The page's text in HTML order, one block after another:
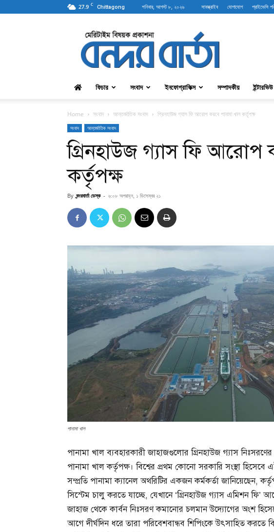
27.9 C Chittagong শনিবার, আগস্ট ৮, ২০২৬ সাবস্ক্রাইব যোগাযোগ প্রাইভেসি
বন্দরবার্তা
ফিচার সংবাদ ইনফোগ্রাফিক্স সম্পাদকীয় ইন্টারভিউ
Home সংবাদ আন্তর্জাতিক সংবাদ গ্রিনহাউজ গ্যাস ফি আরোপ করবে পানামা খাল কর্তৃপক্ষ
সংবাদ আন্তর্জাতিক সংবাদ
গ্রিনহাউজ গ্যাস ফি আরোপ
কর্তৃপক্ষ
By বন্দরবার্তা ডেস্ক - ৬:০৮ অপরাহ্ন, ১ ডিসেম্বর ২১
পানামা খাল
পানামা খাল ব্যবহারকারী জাহাজগুলোর গ্রিনহাউজ গ্যাস
পানামা খাল কর্তৃপক্ষ। বিশ্বের প্রথম কোনো সরকারি সংস্থা
সম্প্রতি পানামা ক্যানেল অথরিটির একজন কর্মকর্তা জানিয়েছেন,
সিস্টেম চালু করতে যাচ্ছে, যেখানে ‘গ্রিনহাউজ গ্যাস এমিশন ফি’
জাহাজ থেকে কার্বন নিঃসরণ কমানোর চলমান উদ্যোগের অংশ
আগে দীর্ঘদিন ধরে তারা পরিবেশবান্ধব শিপিংকে উৎসাহিত করতে